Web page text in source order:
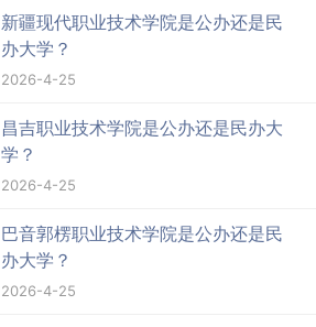
新疆现代职业技术学院是公办还是民
办大学？
2026-4-25
昌吉职业技术学院是公办还是民办大
学？
2026-4-25
巴音郭楞职业技术学院是公办还是民
办大学？
2026-4-25